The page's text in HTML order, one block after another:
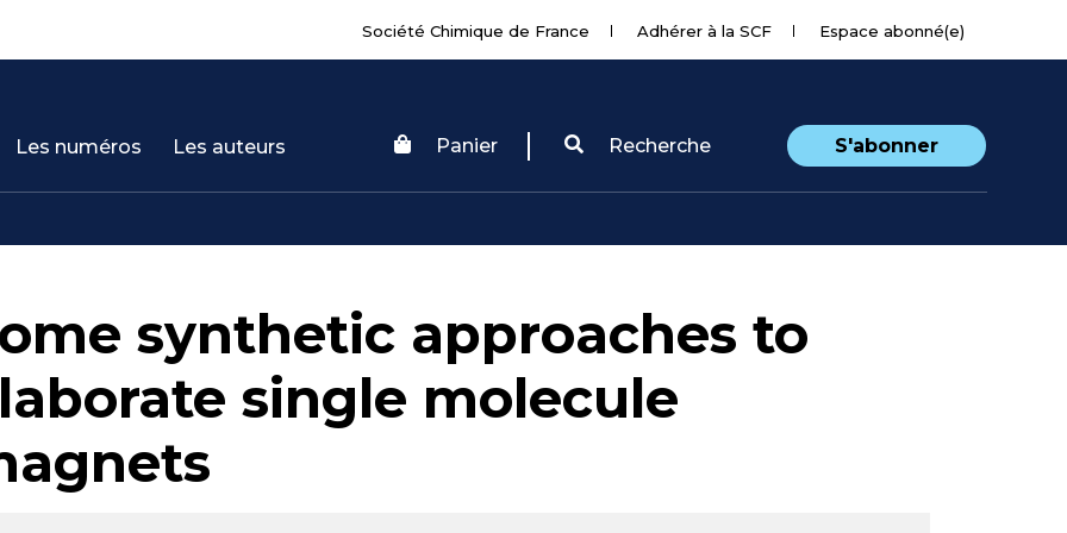
Société Chimique de France Adhérer à la SCF Espace abonné(e)
Les numéros Les auteurs Panier Recherche S'abonner
synthetic approaches to
single molecule